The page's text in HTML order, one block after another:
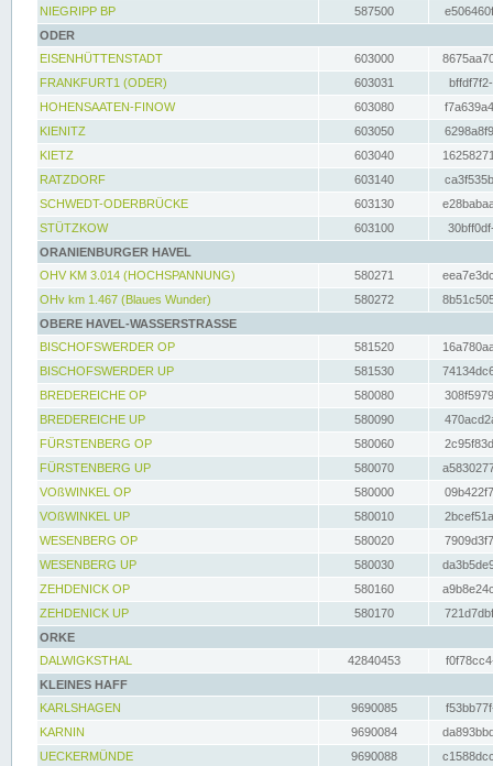
NIEGRIPP BP
587500
ODER
EISENHÜTTENSTADT
603000
FRANKFURT1 (ODER)
603031
HOHENSAATEN-FINOW
603080
KIENITZ
603050
KIETZ
603040
RATZDORF
603140
SCHWEDT-ODERBRÜCKE
603130
STÜTZKOW
603100
ORANIENBURGER HAVEL
OHV KM 3.014 (HOCHSPANNUNG)
580271
OHv km 1.467 (Blaues Wunder)
580272
OBERE HAVEL-WASSERSTRASSE
BISCHOFSWERDER OP
581520
BISCHOFSWERDER UP
581530
BREDEREICHE OP
580080
BREDEREICHE UP
580090
FÜRSTENBERG OP
580060
FÜRSTENBERG UP
580070
VOßWINKEL OP
580000
VOßWINKEL UP
580010
WESENBERG OP
580020
WESENBERG UP
580030
ZEHDENICK OP
580160
ZEHDENICK UP
580170
ORKE
DALWIGKSTHAL
42840453
KLEINES HAFF
KARLSHAGEN
9690085
KARNIN
9690084
UECKERMÜNDE
9690088